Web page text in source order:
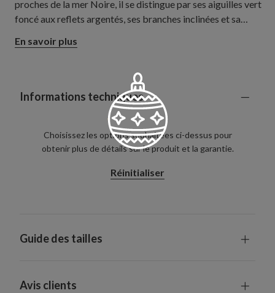
proches de la mer Noire, il se distingue par ses aiguilles vert
foncé aux reflets argentés, ses branches inclinées et sa
généreuse est parfaitement adaptée aux salons, aux salles à
En savoir plus
Informations techniques
Choisissez les options souhaitées ci-dessus pour
obtenir plus de détails sur le produit et la garantie.
Réinitialiser
Guide des tailles
Avis clients